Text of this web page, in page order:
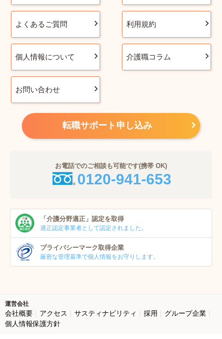
よくあるご質問 利用規約
個人情報について 介護職コラム
お問い合わせ
転職サポート申し込み
お電話でのご相談も可能です(携帯 OK)
0120-941-653
「介護分野適正」 認定を取得
適正認定事業者として認定されました。
プライバシーマーク取得企業
厳密な管理基準で個人情報をお守りします。
運営会社
会社概要 アクセス サスティナビリティ 採用
グループ企業
個人情報保護方針